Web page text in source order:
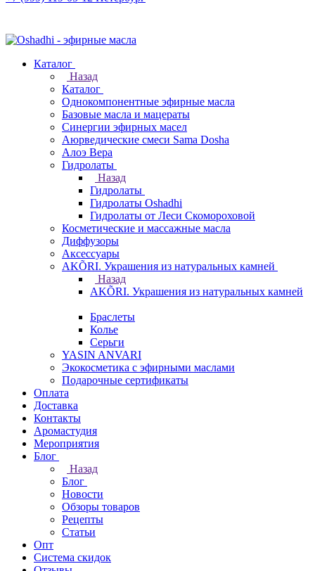
Каталог
Назад
Каталог
Однокомпонентные эфирные масла
Базовые масла и мацераты
Синергии эфирных масел
Аюрведические смеси Sama Dosha
Алоэ Вера
Гидролаты
Назад
Гидролаты
Гидролаты Oshadhi
Гидролаты от Леси Скомороховой
Косметические и массажные масла
Диффузоры
Аксессуары
AKÕRI. Украшения из натуральных камней
Назад
AKÕRI. Украшения из натуральных камней
Браслеты
Колье
Серьги
YASIN ANVARI
Экокосметика с эфирными маслами
Подарочные сертификаты
Оплата
Доставка
Контакты
Аромастудия
Мероприятия
Блог
Назад
Блог
Новости
Обзоры товаров
Рецепты
Статьи
Опт
Система скидок